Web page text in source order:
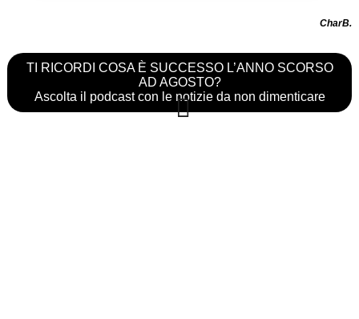
CharB.
TI RICORDI COSA È SUCCESSO L’ANNO SCORSO
AD AGOSTO?
Ascolta il podcast con le notizie da non dimenticare